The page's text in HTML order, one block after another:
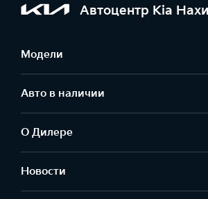
Автоцентр Kia
Модели
Авто в наличии
О Дилере
Новости